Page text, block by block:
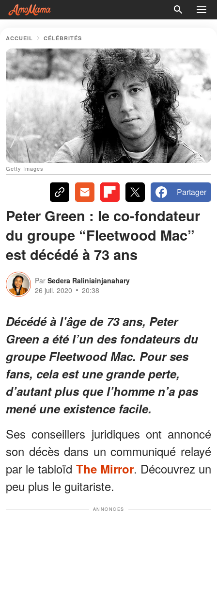
ACCUEIL CÉLÉBRITÉS
Getty Images
Partager
Peter Green : le co-fondateur
du groupe “Fleetwood Mac”
est décédé à 73 ans
Par Sedera Raliniainjanahary
26 juil. 2020
20:38
Décédé à l’âge de 73 ans, Peter
Green a été l’un des fondateurs du
groupe Fleetwood Mac. Pour ses
fans, cela est une grande perte,
d’autant plus que l’homme n’a pas
mené une existence facile.
Ses conseillers juridiques ont annoncé
son décès dans un communiqué relayé
par le tabloïd The Mirror. Découvrez un
peu plus le guitariste.
ANNONCES